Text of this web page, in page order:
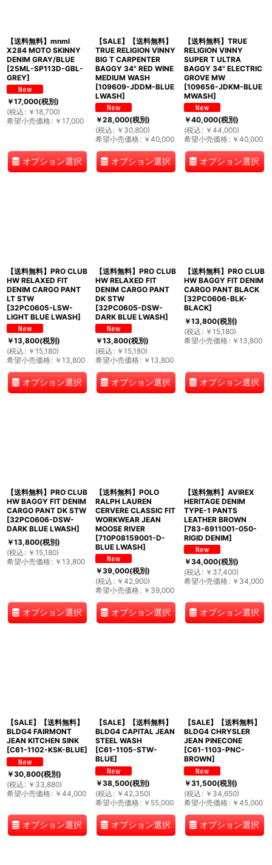
【送料無料】mnml
X284 MOTO SKINNY
DENIM GRAY/BLUE
[25ML-SP113D-GBL-
GREY]
￥17,000(税別)
(税込 : ￥ 18,700)
希望小売価格: ￥ 17,000
オプション選択
【SALE】【送料無料】
TRUE RELIGION VINNY
BIG T CARPENTER
BAGGY 34" RED WINE
MEDIUM WASH
[109609-JDDM-BLUE
LWASH]
￥28,000(税別)
(税込 : ￥ 30,800)
希望小売価格: ￥ 40,000
オプション選択
【送料無料】TRUE
RELIGION VINNY
SUPER T ULTRA
BAGGY 34" ELECTRIC
GROVE MW
[109656-JDKM-BLUE
MWASH]
￥40,000(税別)
(税込 : ￥ 44,000)
希望小売価格: ￥ 40,000
オプション選択
【送料無料】PRO CLUB
HW RELAXED FIT
DENIM CARGO PANT
LT STW
[32PC0605-LSW-
LIGHT BLUE LWASH]
￥13,800(税別)
(税込 : ￥ 15,180)
希望小売価格: ￥ 13,800
オプション選択
【送料無料】PRO CLUB
HW RELAXED FIT
DENIM CARGO PANT
DK STW
[32PC0605-DSW-
DARK BLUE LWASH]
￥13,800(税別)
(税込 : ￥ 15,180)
希望小売価格: ￥ 13,800
オプション選択
【送料無料】PRO CLUB
HW BAGGY FIT DENIM
CARGO PANT BLACK
[32PC0606-BLK-
BLACK]
￥13,800(税別)
(税込 : ￥ 15,180)
希望小売価格: ￥ 13,800
オプション選択
【送料無料】PRO CLUB
HW BAGGY FIT DENIM
CARGO PANT DK STW
[32PC0606-DSW-
DARK BLUE LWASH]
￥13,800(税別)
(税込 : ￥ 15,180)
希望小売価格: ￥ 13,800
オプション選択
【送料無料】POLO
RALPH LAUREN
CERVERE CLASSIC FIT
WORKWEAR JEAN
MOOSE RIVER
[710P08159001-D-
BLUE LWASH]
￥39,000(税別)
(税込 : ￥ 42,900)
希望小売価格: ￥ 39,000
オプション選択
【送料無料】AVIREX
HERITAGE DENIM
TYPE-1 PANTS
LEATHER BROWN
[783-6911001-050-
RIGID DENIM]
￥34,000(税別)
(税込 : ￥ 37,400)
希望小売価格: ￥ 34,000
オプション選択
【SALE】【送料無料】
BLDG4 FAIRMONT
JEAN KITCHEN SINK
[C61-1102-KSK-BLUE]
￥30,800(税別)
(税込 : ￥ 33,880)
希望小売価格: ￥ 44,000
オプション選択
【SALE】【送料無料】
BLDG4 CAPITAL JEAN
STEEL WASH
[C61-1105-STW-
BLUE]
￥38,500(税別)
(税込 : ￥ 42,350)
希望小売価格: ￥ 55,000
オプション選択
【SALE】【送料無料】
BLDG4 CHRYSLER
JEAN PINECONE
[C61-1103-PNC-
BROWN]
￥31,500(税別)
(税込 : ￥ 34,650)
希望小売価格: ￥ 45,000
オプション選択